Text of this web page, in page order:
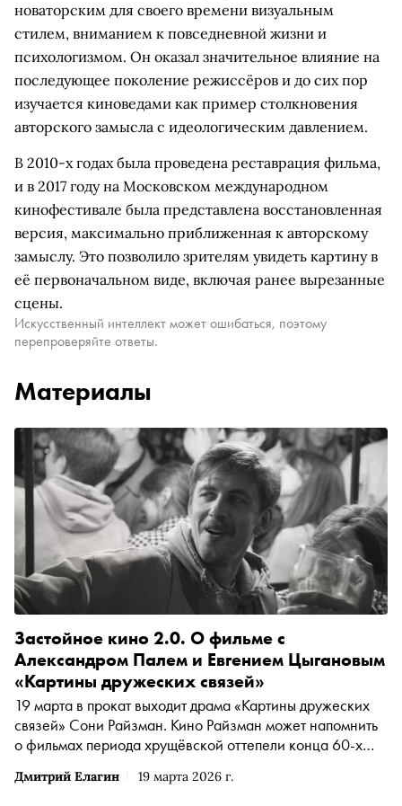
новаторским для своего времени визуальным
стилем, вниманием к повседневной жизни и
психологизмом. Он оказал значительное влияние на
последующее поколение режиссёров и до сих пор
изучается киноведами как пример столкновения
авторского замысла с идеологическим давлением.
В 2010-х годах была проведена реставрация фильма,
и в 2017 году на Московском международном
кинофестивале была представлена восстановленная
версия, максимально приближенная к авторскому
замыслу. Это позволило зрителям увидеть картину в
её первоначальном виде, включая ранее вырезанные
сцены.
Искусственный интеллект может ошибаться, поэтому
перепроверяйте ответы.
Материалы
Дмитрий Елагин 19 марта 2026 г.
Застойное кино 2.0. О фильме с
Александром Палем и Евгением Цыгановым
«Картины дружеских связей»
19 марта в прокат выходит драма «Картины дружеских
связей» Сони Райзман. Кино Райзман может напомнить
о фильмах периода хрущёвской оттепели конца 60-х
чувствах послевоенного поколения. О том, что увидела